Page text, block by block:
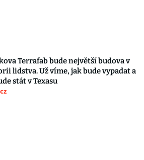
Terrafab bude největší budova v
lidstva. Už víme, jak bude vypadat a
stát v Texasu